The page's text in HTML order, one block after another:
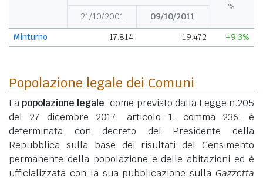
%
21/10/2001
09/10/2011
Minturno
17.814 19.472 +9,3%
Popolazione legale dei Comuni
Lapopolazione legale, come previsto dalla Legge n.205
del 27 dicembre 2017, articolo 1, comma 236, è
determinata con decreto del Presidente della
Repubblica sulla base dei risultati del Censimento
permanente della popolazione e delle abitazioni ed è
ufficializzata con la sua pubblicazione sulla Gazzetta